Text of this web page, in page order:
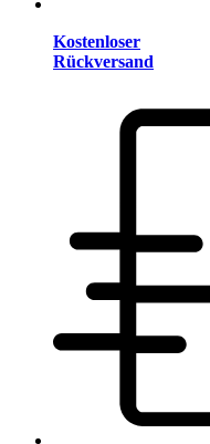
Kostenloser
Rückversand